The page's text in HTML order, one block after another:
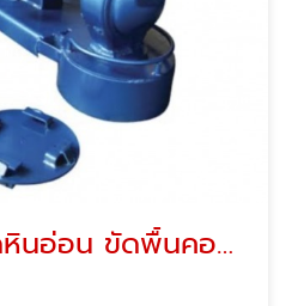
ให้เช่าเครื่องขัดหินอ่อน ขัดพื้นคอนกรีต -ปทุมธานี